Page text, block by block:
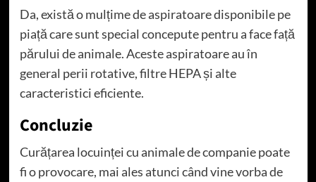
Da, există o mulțime de aspiratoare disponibile pe
piață care sunt special concepute pentru a face față
părului de animale. Aceste aspiratoare au în
general perii rotative, filtre HEPA și alte
caracteristici eficiente.
Concluzie
Curățarea locuinței cu animale de companie poate
fi o provocare, mai ales atunci când vine vorba de